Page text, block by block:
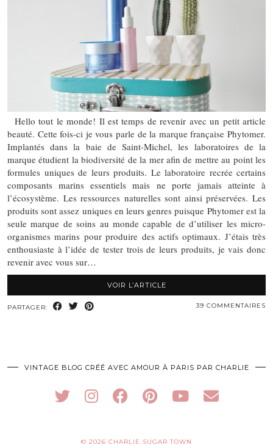
Hello tout le monde! Il est temps de revenir avec un petit article
beauté. Cette fois-ci je vous parle de la marque française Phytomer.
Implantés dans la baie de Saint-Michel, les laboratoires de la
marque étudient la biodiversité de la mer afin de mettre au point les
formules uniques de leurs produits. Le laboratoire recrée certains
composants marins essentiels mais ne porte jamais atteinte à
l’écosystème. Les ressources naturelles sont ainsi préservées. Les
produits sont assez uniques en leurs genres puisque Phytomer est la
seule marque de soins au monde capable de d’utiliser les micro-
organismes marins pour produire des actifs optimaux. J’étais très
enthousiaste à l’idée de tester trois de leurs produits, je vais donc
revenir avec vous sur…
VOIR L’ARTICLE
PARTAGER: 39 COMMENTAIRES
VINTAGE BLOG CRÉÉ AVEC AMOUR À PARIS PAR CHARLIE
© 2026 CHARLIE SUGAR TOWN